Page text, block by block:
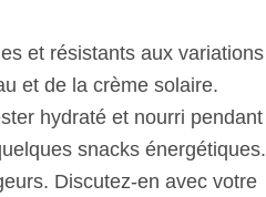
et résistants aux variations
et de la crème solaire.
hydraté et nourri pendant
snacks énergétiques.
Discutez-en avec votre